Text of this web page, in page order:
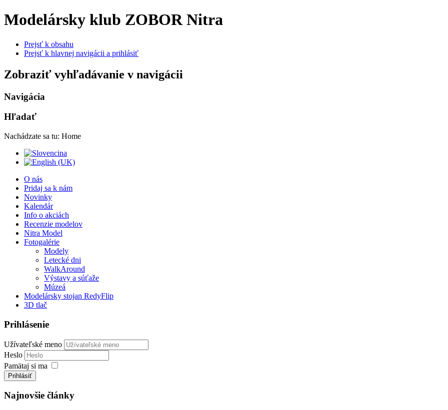
Modelársky klub ZOBOR Nitra
Prejsť k obsahu
Prejsť k hlavnej navigácii a prihlásiť
Zobraziť vyhľadávanie v navigácii
Navigácia
Hľadať
Nachádzate sa tu: Home
O nás
Pridaj sa k nám
Novinky
Kalendár
Info o akciách
Recenzie modelov
Nitra Model
Fotogalérie
Modely
Letecké dni
WalkAround
Výstavy a súťaže
Múzeá
Modelársky stojan RedyFlip
3D tlač
Prihlásenie
Užívateľské meno
Heslo
Pamätaj si ma
Prihlásiť
Najnovšie články